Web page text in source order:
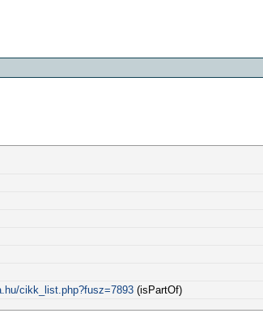
cikk_list.php?fusz=7893(isPartOf)